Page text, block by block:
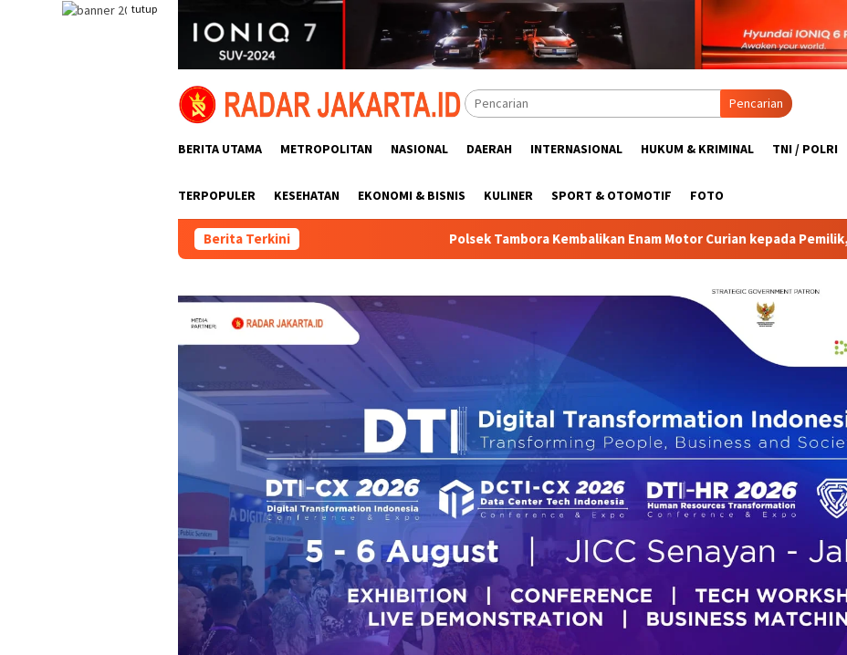
tutup
Pencarian
BERITA UTAMA METROPOLITAN NASIONAL DAERAH INTERNASIONAL HUKUM & KRIMINAL TNI / POLRI
TERPOPULER KESEHATAN EKONOMI & BISNIS KULINER SPORT & OTOMOTIF FOTO
Berita Terkini
Polsek Tambora Kembalikan Enam Motor Curian kepada Pemilik, Bukti Nyata Komitmen Polri